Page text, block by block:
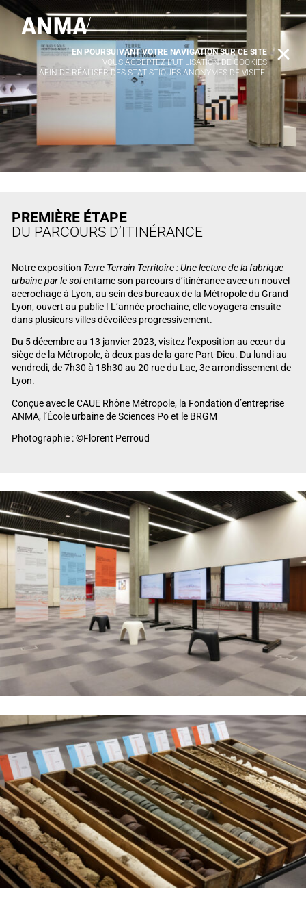
PREMIÈRE ÉTAPE
DU PARCOURS D’ITINÉRANCE
Notre exposition Terre Terrain Territoire : Une lecture de la fabrique
urbaine par le solentame son parcours d’itinérance avec un nouvel
accrochage à Lyon, au sein des bureaux de la Métropole du Grand
Lyon, ouvert au public ! L’année prochaine, elle voyagera ensuite
dans plusieurs villes dévoilées progressivement.
Du 5 décembre au 13 janvier 2023, visitez l’exposition au cœur du
siège de la Métropole, à deux pas de la gare Part-Dieu. Du lundi au
vendredi, de 7h30 à 18h30 au 20 rue du Lac, 3e arrondissement de
Lyon.
Conçue avec le CAUE Rhône Métropole, la Fondation d’entreprise
ANMA, l’École urbaine de Sciences Po et le BRGM
Photographie : ©Florent Perroud
EN POURSUIVANT VOTRE NAVIGATION SUR CE SITE
VOUS ACCEPTEZ L’UTILISATION DE COOKIES
AFIN DE RÉALISER DES STATISTIQUES ANONYMES DE VISITE.
X